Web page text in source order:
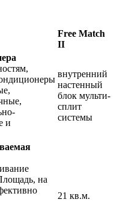
Free Match
II
и
внутренний
настенный
блок мульти-
сплит
системы
на
21 кв.м.